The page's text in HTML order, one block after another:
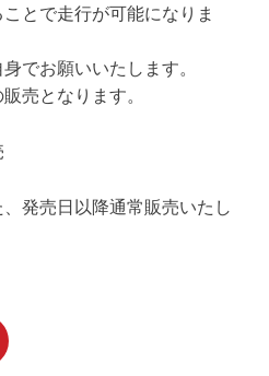
とで走行が可能になりま
でお願いいたします。
売となります。
発売日以降通常販売いたし